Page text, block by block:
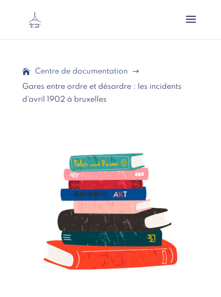
Centre de documentation
$
Gares entre ordre et désordre : les incidents
d’avril 1902 à bruxelles